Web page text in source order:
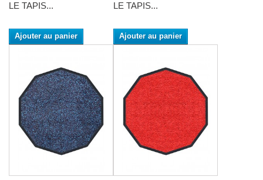
LE TAPIS...
Ajouter au panier
LE TAPIS...
Ajouter au panier